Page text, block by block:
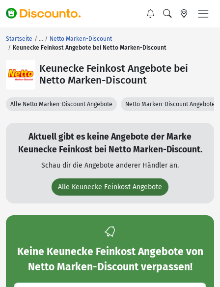
Startseite
Netto Marken-Discount
Keunecke Feinkost Angebote bei Netto Marken-Discount
Keunecke Feinkost Angebote bei
Netto Marken-Discount
Alle Netto Marken-Discount Angebote Netto Marken-Discount Angebote
Aktuell gibt es keine Angebote der Marke
Keunecke Feinkost bei Netto Marken-Discount.
Schau dir die Angebote anderer Händler an.
Alle Keunecke Feinkost Angebote
Keine Keunecke Feinkost Angebote von
Netto Marken-Discountverpassen!